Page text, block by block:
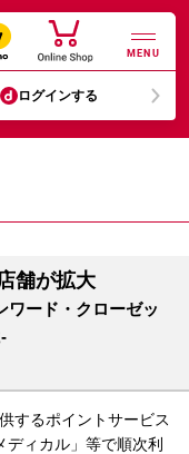
MENU
ログインする
舗が拡大
ワード・クローゼッ
するポイントサービス
ディカル」等で順次利